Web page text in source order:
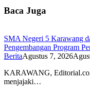
Baca Juga
SMA Negeri 5 Karawang
Pengembangan Program
BeritaAgustus 7, 2026
KARAWANG,
menjajaki…